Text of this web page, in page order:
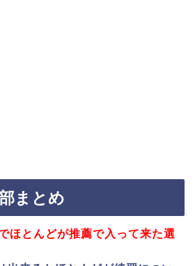
まとめ
ほとんどが推薦で入って来た選